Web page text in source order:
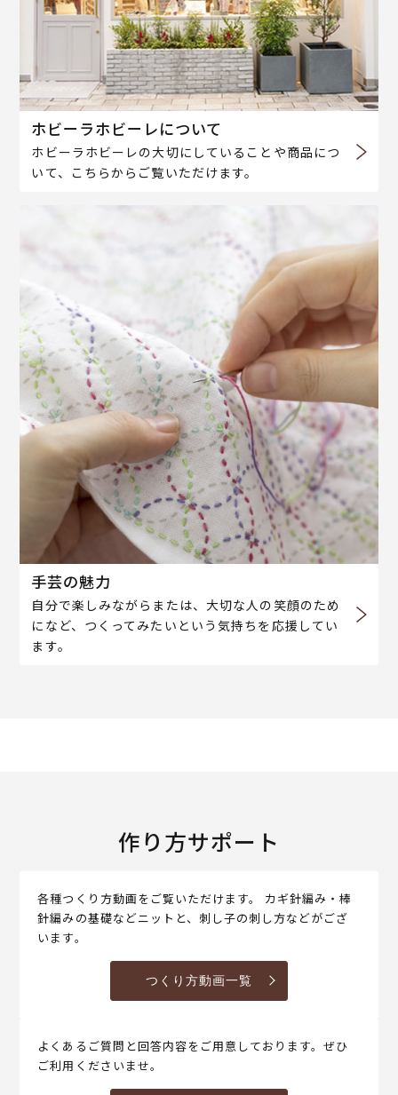
ホビーラホビーレについて
ホビーラホビーレの大切にしていることや商品につ
いて、こちらからご覧いただけます。
手芸の魅力
自分で楽しみながらまたは、大切な人の笑顔のため
になど、つくってみたいという気持ちを応援してい
ます。
作り方サポート
各種つくり方動画をご覧いただけます。 カギ針編み・棒
針編みの基礎などニットと、刺し子の刺し方などがござ
います。
つくり方動画一覧
よくあるご質問と回答内容をご用意しております。ぜひ
ご利用くださいませ。